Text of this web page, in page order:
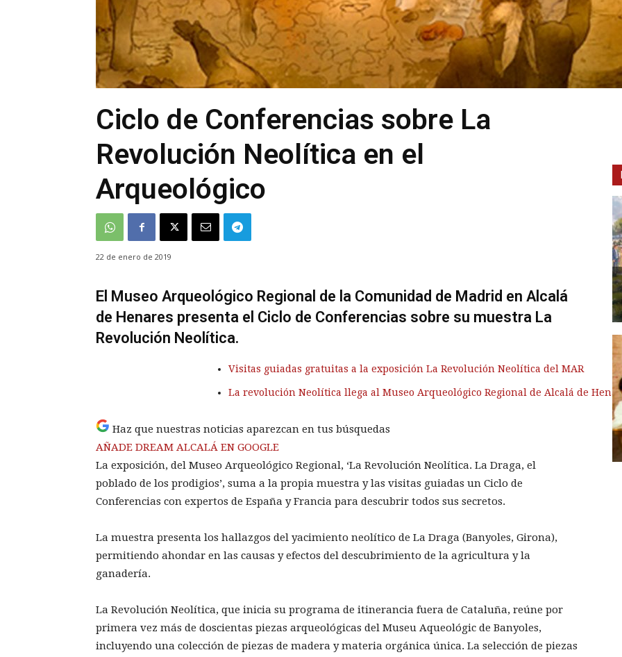
Ciclo de Conferencias sobre La
Revolución Neolítica en el
Arqueológico
22 de enero de 2019
El Museo Arqueológico Regional de la Comunidad de Madrid en Alcalá
de Henares presenta el Ciclo de Conferencias sobre su muestra La
Revolución Neolítica.
Visitas guiadas gratuitas a la exposición La Revolución Neolítica del MAR
La revolución Neolítica llega al Museo Arqueológico Regional de Alcalá de
Haz que nuestras noticias aparezcan en tus búsquedas
AÑADE DREAM ALCALÁ EN GOOGLE
La exposición, del Museo Arqueológico Regional, ‘La Revolución Neolítica. La Draga, el
poblado de los prodigios’, suma a la propia muestra y las visitas guiadas un Ciclo de
Conferencias con expertos de España y Francia para descubrir todos sus secretos.
La muestra presenta los hallazgos del yacimiento neolítico de La Draga (Banyoles, Girona),
permitiendo ahondar en las causas y efectos del descubrimiento de la agricultura y la
ganadería.
La Revolución Neolítica, que inicia su programa de itinerancia fuera de Cataluña, reúne por
primera vez más de doscientas piezas arqueológicas del Museu Aqueológic de Banyoles,
incluyendo una colección de piezas de madera y materia orgánica única. La selección de piezas